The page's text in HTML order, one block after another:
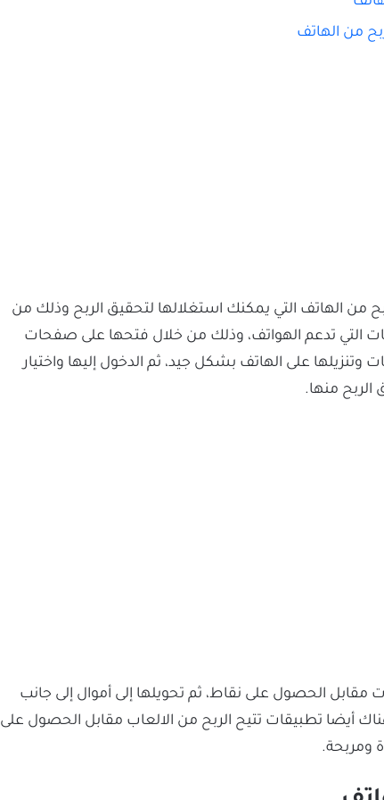
من الهاتف
من الهاتف التي يمكنك استغلالها لتحقيق الربح وذلك من
التي تدعم الهواتف، وذلك من خلال فتحها على صفحات
وتنزيلها على الهاتف بشكل جيد، ثم الدخول إليها واختيار
الربح منها.
مقابل الحصول على نقاط، ثم تحويلها إلى أموال إلى جانب
أيضا تطبيقات تتيح الربح من الالعاب مقابل الحصول على
ومربحة.